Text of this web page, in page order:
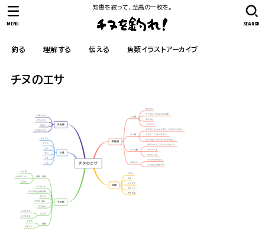
知恵を絞って、至高の一枚を。
釣る 理解する 伝える 魚類イラストアーカイブ
SEARCH
MENU
チヌのエサ